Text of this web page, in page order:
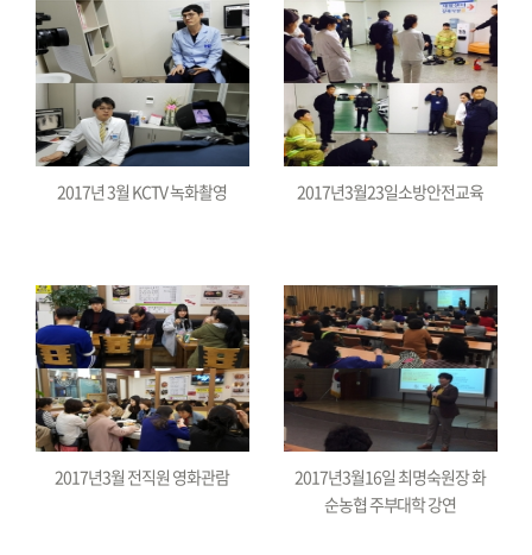
2017년 3월 KCTV 녹화촬영 2017년3월23일소방안전교육
2017년3월 전직원 영화관람
2017년3월16일 최명숙원장 화
순농협 주부대학 강연